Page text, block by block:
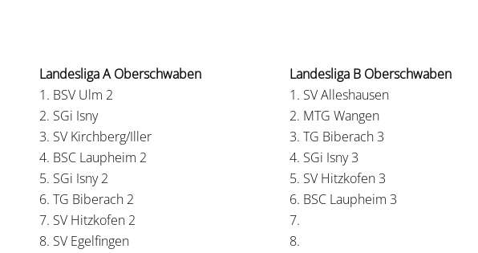
Landesliga A Oberschwaben
Landesliga B Oberschwaben
1. BSV Ulm 2
1. SV Alleshausen
2. SGi Isny
2. MTG Wangen
3. SV Kirchberg/Iller
3. TG Biberach 3
4. BSC Laupheim 2
4. SGi Isny 3
5. SGi Isny 2
5. SV Hitzkofen 3
6. TG Biberach 2
6. BSC Laupheim 3
7. SV Hitzkofen 2
7.
8. SV Egelfingen
8.